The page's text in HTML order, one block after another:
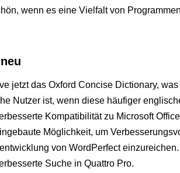
wenn es eine Vielfalt von
jetzt das Oxford Concise Dictionary,
Nutzer ist, wenn diese häufiger
Kompatibilität zu Microsoft
Möglichkeit, um
von WordPerfect einzureichen.
Suche in Quattro Pro.